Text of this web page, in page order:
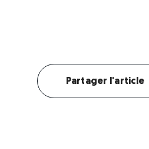
Partager l'article